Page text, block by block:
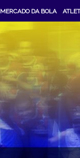
MERCADO DA BOLA